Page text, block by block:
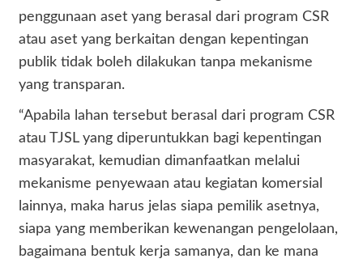
penggunaan aset yang berasal dari program CSR
atau aset yang berkaitan dengan kepentingan
publik tidak boleh dilakukan tanpa mekanisme
yang transparan.
“Apabila lahan tersebut berasal dari program CSR
atau TJSL yang diperuntukkan bagi kepentingan
masyarakat, kemudian dimanfaatkan melalui
mekanisme penyewaan atau kegiatan komersial
lainnya, maka harus jelas siapa pemilik asetnya,
siapa yang memberikan kewenangan pengelolaan,
bagaimana bentuk kerja samanya, dan ke mana